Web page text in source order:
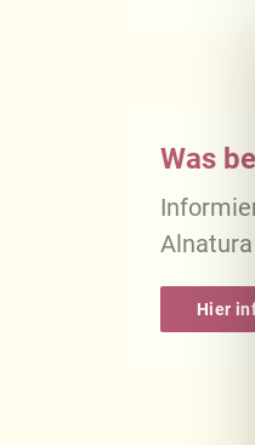
Was
Alnatura
Hier